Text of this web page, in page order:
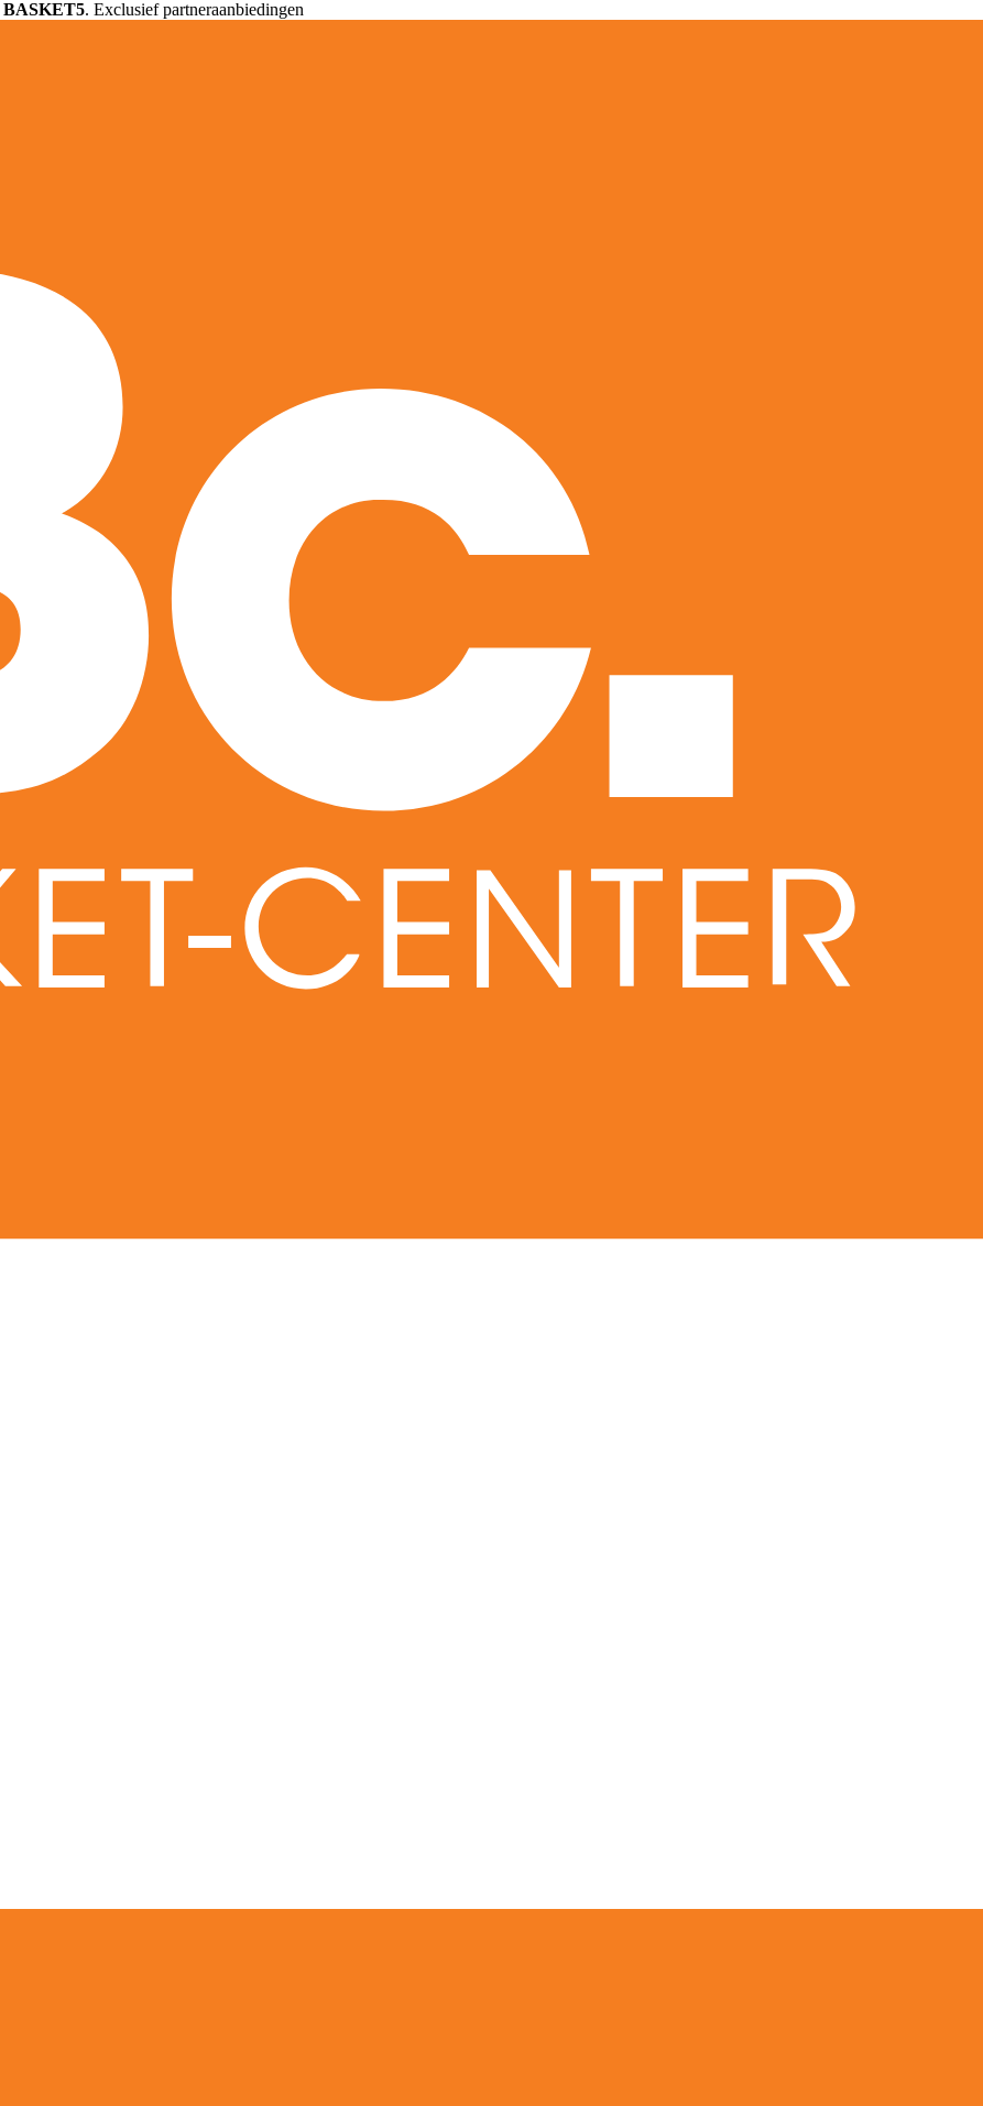
BASKET5. Exclusief partneraanbiedingen